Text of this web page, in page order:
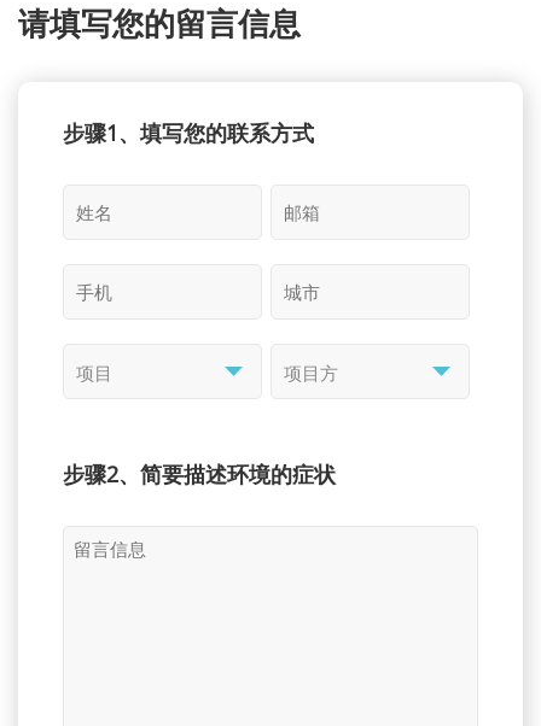
请填写您的留言信息
步骤1、填写您的联系方式
步骤2、简要描述环境的症状